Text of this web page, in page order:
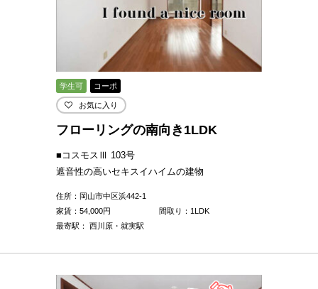
学生可 コーポ
お気に入り
フローリングの南向き1LDK
■コスモスⅢ 103号
遮音性の高いセキスイハイムの建物
住所：岡山市中区浜442-1
家賃： 54,000円
間取り：1LDK
最寄駅： 西川原・就実駅